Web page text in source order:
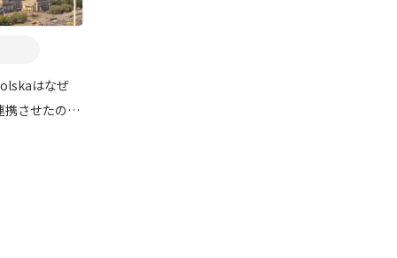
はなぜ
させたの